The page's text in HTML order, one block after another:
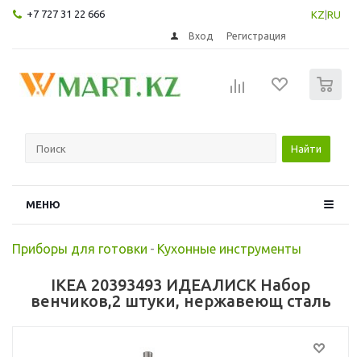
+7 727 31 22 666 KZ RU
Вход Регистрация
Найти
МЕНЮ
Приборы для готовки - Кухонные инструменты
IKEA 20393493 ИДЕАЛИСК Набор
венчиков,2 штуки, нержавеющ сталь